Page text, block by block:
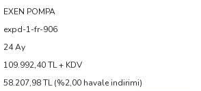
EXEN POMPA
expd-1-fr-906
24 Ay
109.992,40 TL + KDV
58.207,98 TL (%2,00 havale indirimi)